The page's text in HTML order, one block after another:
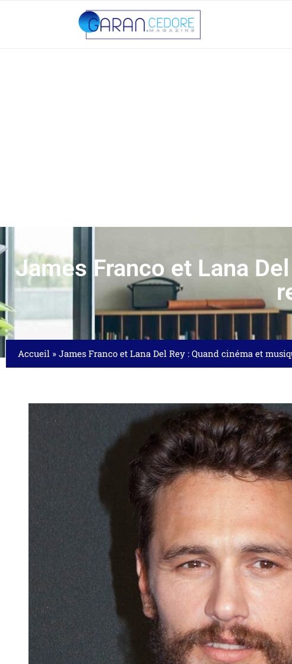
James Franco et Lana
Accueil » James Franco et Lana Del Rey : Quand cinéma et